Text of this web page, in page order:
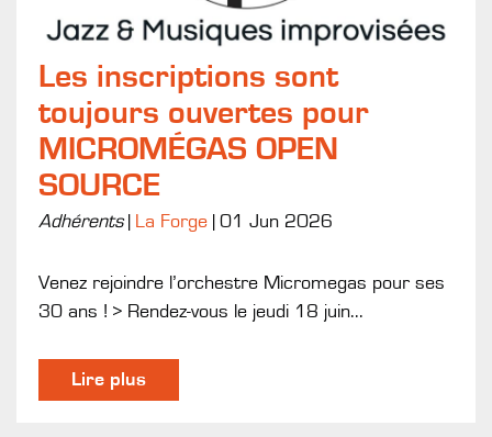
Les inscriptions sont
toujours ouvertes pour
MICROMÉGAS OPEN
SOURCE
Adhérents La Forge 01 Jun 2026
Venez rejoindre l’orchestre Micromegas pour ses
30 ans ! > Rendez-vous le jeudi 18 juin...
Lire plus